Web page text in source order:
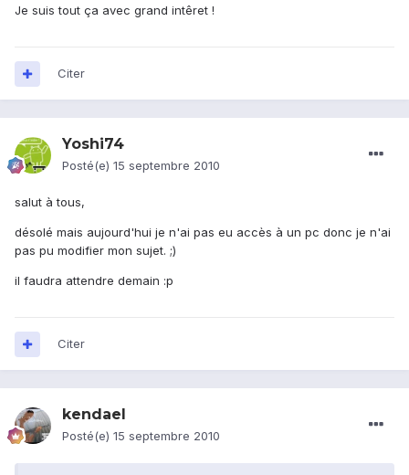
Je suis tout ça avec grand intêret !
Citer
Yoshi74
Posté(e) 15 septembre 2010
salut à tous,
désolé mais aujourd'hui je n'ai pas eu accès à un pc donc je n'ai
pas pu modifier mon sujet. ;)
il faudra attendre demain :p
Citer
kendael
Posté(e) 15 septembre 2010